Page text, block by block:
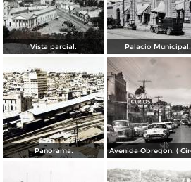
Vista parcial. Palacio Municipal.
Panorama.